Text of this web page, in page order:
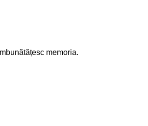
memoria.